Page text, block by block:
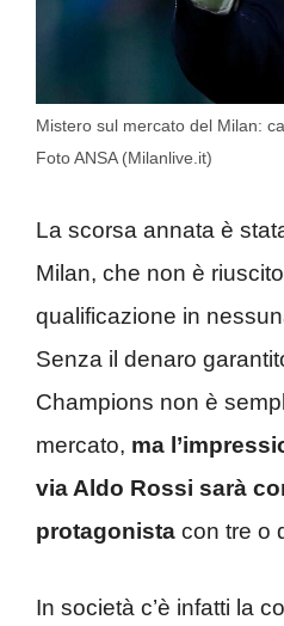
Mistero sul mercato del Milan:
Foto ANSA (Milanlive.it)
La scorsa annata è
Milan, che non è
qualificazione in
Senza il denaro
Champions non è
mercato, ma
via Aldo Rossi sarà
protagonista con tre o
In società c’è infatti la